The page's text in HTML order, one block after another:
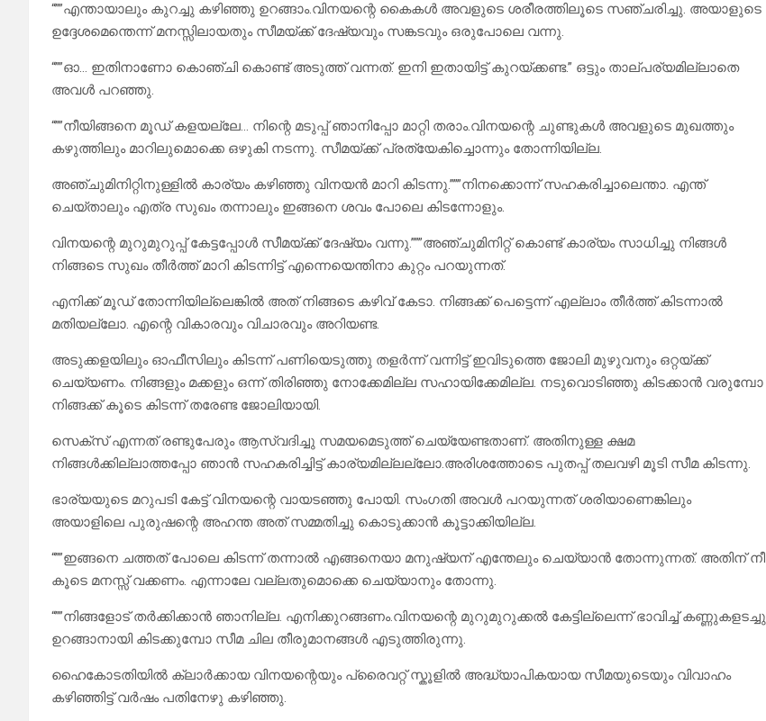
“””എന്തായാലും കുറച്ചു കഴിഞ്ഞു ഉറങ്ങാം.വിനയന്റെ കൈകൾ അവളുടെ ശരീരത്തിലൂടെ സഞ്ചരിച്ചു. അയാളുടെ
ഉദ്ദേശമെന്തെന്ന് മനസ്സിലായതും സീമയ്ക്ക് ദേഷ്യവും സങ്കടവും ഒരുപോലെ വന്നു.
“””ഓ… ഇതിനാണോ കൊഞ്ചി കൊണ്ട് അടുത്ത് വന്നത്. ഇനി ഇതായിട്ട് കുറയ്ക്കണ്ട.” ഒട്ടും താല്പര്യമില്ലാതെ
അവൾ പറഞ്ഞു.
“””നീയിങ്ങനെ മൂഡ് കളയല്ലേ… നിന്റെ മടുപ്പ് ഞാനിപ്പോ മാറ്റി തരാം.വിനയന്റെ ചുണ്ടുകൾ അവളുടെ മുഖത്തും
കഴുത്തിലും മാറിലുമൊക്കെ ഒഴുകി നടന്നു. സീമയ്ക്ക് പ്രത്യേകിച്ചൊന്നും തോന്നിയില്ല.
അഞ്ചുമിനിറ്റിനുള്ളിൽ കാര്യം കഴിഞ്ഞു വിനയൻ മാറി കിടന്നു.”””നിനക്കൊന്ന് സഹകരിച്ചാലെന്താ. എന്ത്
ചെയ്താലും എത്ര സുഖം തന്നാലും ഇങ്ങനെ ശവം പോലെ കിടന്നോളും.
വിനയന്റെ മുറുമുറുപ്പ് കേട്ടപ്പോൾ സീമയ്ക്ക് ദേഷ്യം വന്നു.”””അഞ്ചുമിനിറ്റ് കൊണ്ട് കാര്യം സാധിച്ചു നിങ്ങൾ
നിങ്ങടെ സുഖം തീർത്ത് മാറി കിടന്നിട്ട് എന്നെയെന്തിനാ കുറ്റം പറയുന്നത്.
എനിക്ക് മൂഡ് തോന്നിയില്ലെങ്കിൽ അത് നിങ്ങടെ കഴിവ് കേടാ. നിങ്ങക്ക് പെട്ടെന്ന് എല്ലാം തീർത്ത് കിടന്നാൽ
മതിയല്ലോ. എന്റെ വികാരവും വിചാരവും അറിയണ്ട.
അടുക്കളയിലും ഓഫീസിലും കിടന്ന് പണിയെടുത്തു തളർന്ന് വന്നിട്ട് ഇവിടുത്തെ ജോലി മുഴുവനും ഒറ്റയ്ക്ക്
ചെയ്യണം. നിങ്ങളും മക്കളും ഒന്ന് തിരിഞ്ഞു നോക്കേമില്ല സഹായിക്കേമില്ല. നടുവൊടിഞ്ഞു കിടക്കാൻ വരുമ്പോ
നിങ്ങക്ക് കൂടെ കിടന്ന് തരേണ്ട ജോലിയായി.
സെക്സ് എന്നത് രണ്ടുപേരും ആസ്വദിച്ചു സമയമെടുത്ത് ചെയ്യേണ്ടതാണ്. അതിനുള്ള ക്ഷമ
നിങ്ങൾക്കില്ലാത്തപ്പോ ഞാൻ സഹകരിച്ചിട്ട് കാര്യമില്ലല്ലോ.അരിശത്തോടെ പുതപ്പ് തലവഴി മൂടി സീമ കിടന്നു.
ഭാര്യയുടെ മറുപടി കേട്ട് വിനയന്റെ വായടഞ്ഞു പോയി. സംഗതി അവൾ പറയുന്നത് ശരിയാണെങ്കിലും
അയാളിലെ പുരുഷന്റെ അഹന്ത അത് സമ്മതിച്ചു കൊടുക്കാൻ കൂട്ടാക്കിയില്ല.
“””ഇങ്ങനെ ചത്തത് പോലെ കിടന്ന് തന്നാൽ എങ്ങനെയാ മനുഷ്യന് എന്തേലും ചെയ്യാൻ തോന്നുന്നത്. അതിന് നീ
കൂടെ മനസ്സ് വക്കണം. എന്നാലേ വല്ലതുമൊക്കെ ചെയ്യാനും തോന്നു.
“””നിങ്ങളോട് തർക്കിക്കാൻ ഞാനില്ല. എനിക്കുറങ്ങണം.വിനയന്റെ മുറുമുറുക്കൽ കേട്ടില്ലെന്ന് ഭാവിച്ച് കണ്ണുകളടച്ചു
ഉറങ്ങാനായി കിടക്കുമ്പോ സീമ ചില തീരുമാനങ്ങൾ എടുത്തിരുന്നു.
ഹൈകോടതിയിൽ ക്ലാർക്കായ വിനയന്റെയും പ്രൈവറ്റ് സ്കൂളിൽ അദ്ധ്യാപികയായ സീമയുടെയും വിവാഹം
കഴിഞ്ഞിട്ട് വർഷം പതിനേഴു കഴിഞ്ഞു.